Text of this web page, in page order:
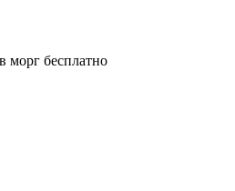
морг бесплатно